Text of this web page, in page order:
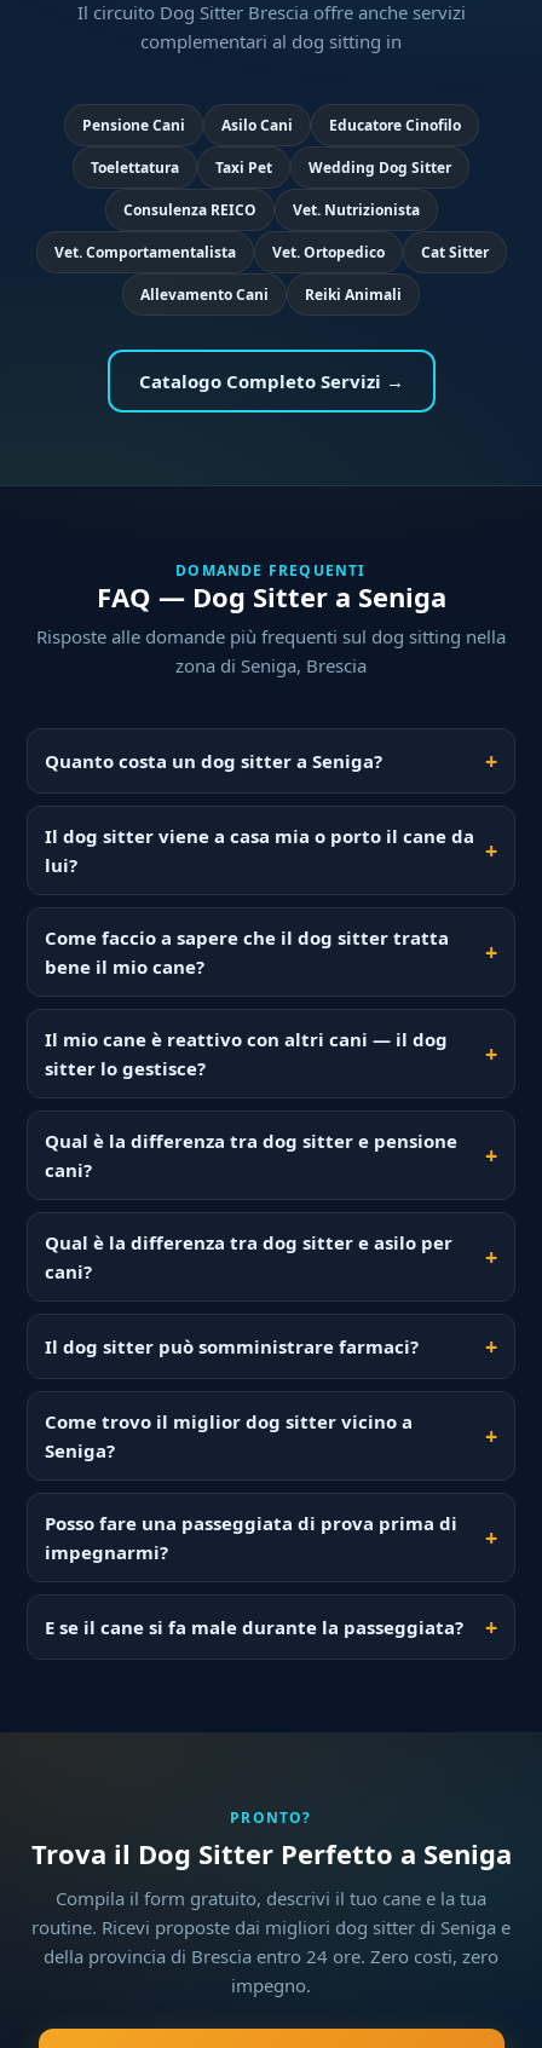
Il circuito Dog Sitter Brescia offre anche servizi
complementari al dog sitting in
Pensione Cani Asilo Cani Educatore Cinofilo
Toelettatura Taxi Pet Wedding Dog Sitter
Consulenza REICO Vet. Nutrizionista
Vet. Comportamentalista Vet. Ortopedico Cat Sitter
Allevamento Cani Reiki Animali
Catalogo Completo Servizi →
DOMANDE FREQUENTI
FAQ — Dog Sitter a Seniga
Risposte alle domande più frequenti sul dog sitting nella
zona di Seniga, Brescia
Quanto costa un dog sitter a Seniga?
Il dog sitter viene a casa mia o porto il cane da
lui?
Come faccio a sapere che il dog sitter tratta
bene il mio cane?
Il mio cane è reattivo con altri cani — il dog
sitter lo gestisce?
Qual è la differenza tra dog sitter e pensione
cani?
Qual è la differenza tra dog sitter e asilo per
cani?
Il dog sitter può somministrare farmaci?
Come trovo il miglior dog sitter vicino a
Seniga?
Posso fare una passeggiata di prova prima di
impegnarmi?
E se il cane si fa male durante la passeggiata?
PRONTO?
Trova il Dog Sitter Perfetto a Seniga
Compila il form gratuito, descrivi il tuo cane e la tua
routine. Ricevi proposte dai migliori dog sitter di Seniga e
della provincia di Brescia entro 24 ore. Zero costi, zero
impegno.